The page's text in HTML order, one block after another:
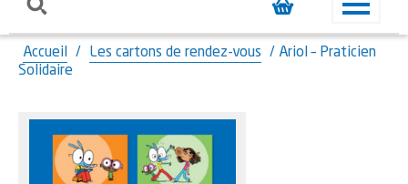
Accueil / Les cartons de rendez-vous
/ Ariol – Praticien
Solidaire